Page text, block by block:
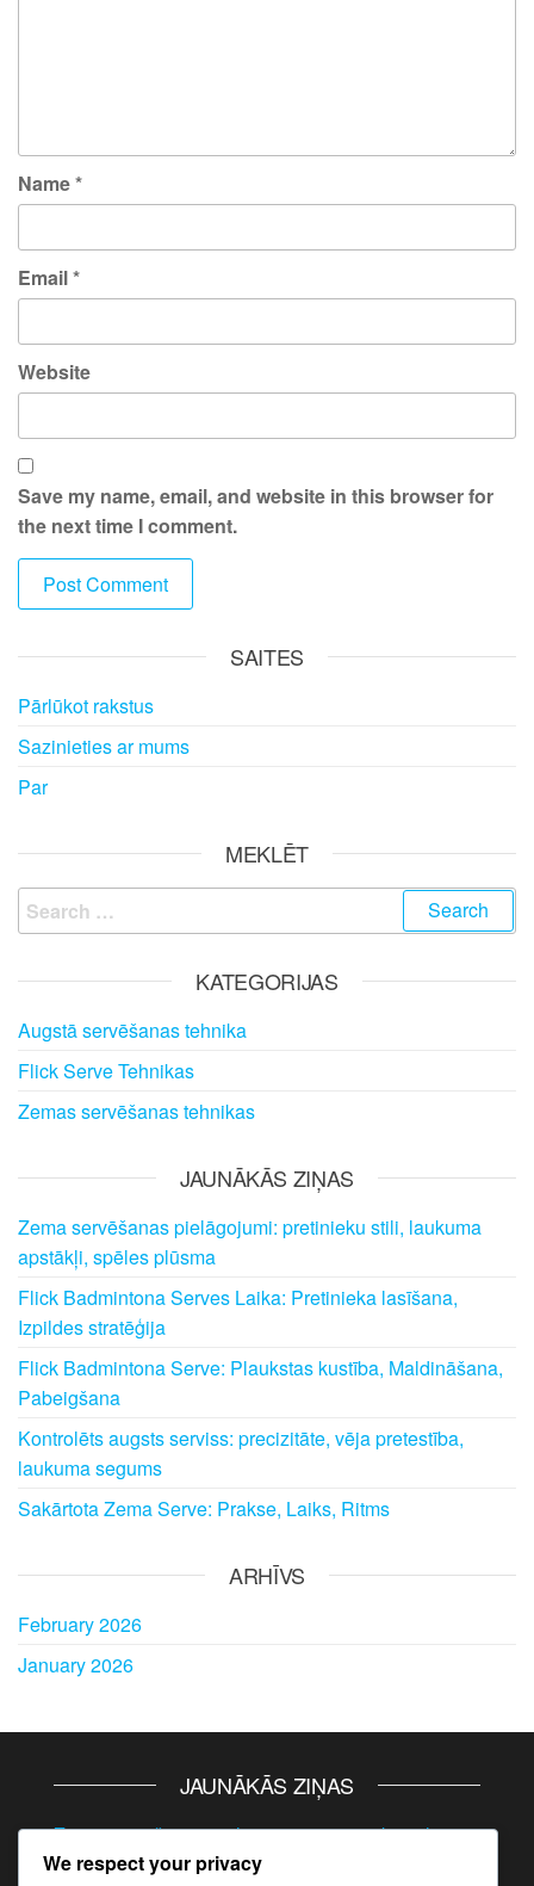
Name*
Email*
Website
Save my name, email, and website in this browser for
the next time I comment.
SAITES
Pārlūkot rakstus
Sazinieties ar mums
Par
MEKLĒT
Search
for:
KATEGORIJAS
Augstā servēšanas tehnika
Flick Serve Tehnikas
Zemas servēšanas tehnikas
JAUNĀKĀS ZIŅAS
Zema servēšanas pielāgojumi: pretinieku stili, laukuma
apstākļi, spēles plūsma
Flick Badmintona Serves Laika: Pretinieka lasīšana,
Izpildes stratēģija
Flick Badmintona Serve: Plaukstas kustība, Maldināšana,
Pabeigšana
Kontrolēts augsts serviss: precizitāte, vēja pretestība,
laukuma segums
Sakārtota Zema Serve: Prakse, Laiks, Ritms
ARHĪVS
February 2026
January 2026
JAUNĀKĀS ZIŅAS
Zema servēšanas pielāgojumi: pretinieku stili,
laukuma apstākļi, spēles plūsma
We respect your privacy